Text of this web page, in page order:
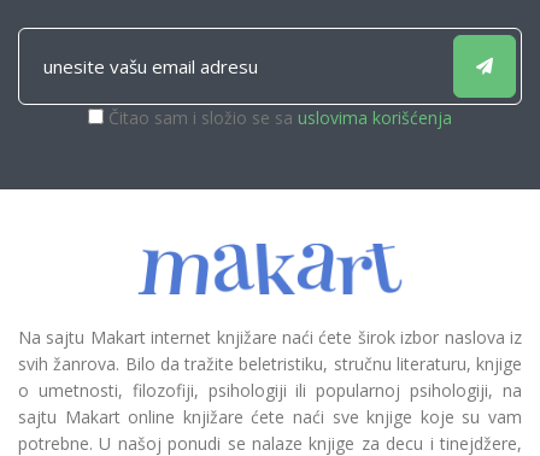
Čitao sam i složio se sa uslovima korišćenja
Na sajtu Makart internet knjižare naći ćete širok izbor naslova iz
svih žanrova. Bilo da tražite beletristiku, stručnu literaturu, knjige
o umetnosti, filozofiji, psihologiji ili popularnoj psihologiji, na
sajtu Makart online knjižare ćete naći sve knjige koje su vam
potrebne. U našoj ponudi se nalaze knjige za decu i tinejdžere,